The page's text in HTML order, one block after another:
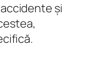
și